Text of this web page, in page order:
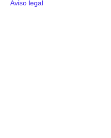
Aviso legal